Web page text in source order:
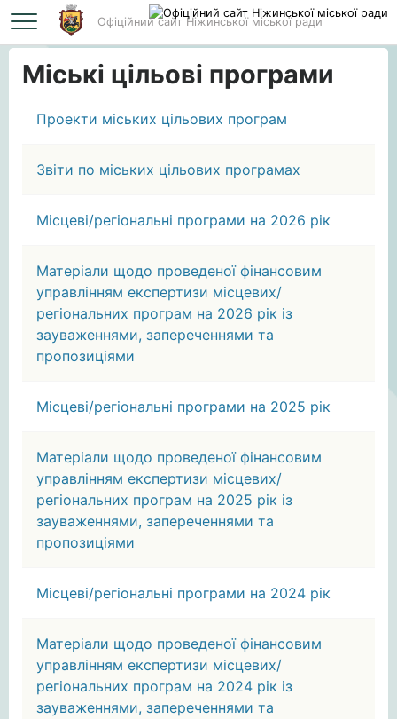
Офіційний сайт Ніжинської міської ради
Головна Міські цільові програми
Міські цільові програми
Проекти міських цільових програм
Звіти по міських цільових програмах
Місцеві/регіональні програми на 2026 рік
Матеріали щодо проведеної фінансовим
управлінням експертизи місцевих/
регіональних програм на 2026 рік із
зауваженнями, запереченнями та
пропозиціями
Місцеві/регіональні програми на 2025 рік
Матеріали щодо проведеної фінансовим
управлінням експертизи місцевих/
регіональних програм на 2025 рік із
зауваженнями, запереченнями та
пропозиціями
Місцеві/регіональні програми на 2024 рік
Матеріали щодо проведеної фінансовим
управлінням експертизи місцевих/
регіональних програм на 2024 рік із
зауваженнями, запереченнями та